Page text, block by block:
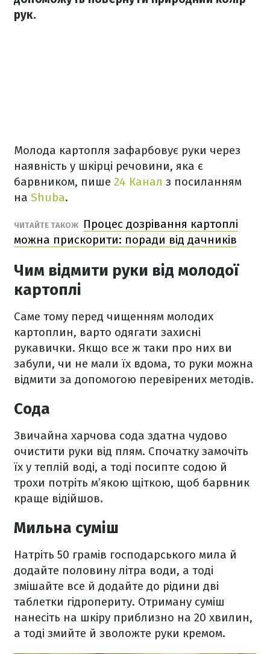
рук.
Молода картопля зафарбовує руки через
наявність у шкірці речовини, яка є
барвником, пише 24 Канал з посиланням
на Shuba.
ЧИТАЙТЕ ТАКОЖ
Процес дозрівання картоплі
можна прискорити: поради від дачників
Чим відмити руки від молодої
картоплі
Саме тому перед чищенням молодих
картоплин, варто одягати захисні
рукавички. Якщо все ж таки про них ви
забули, чи не мали їх вдома, то руки можна
відмити за допомогою перевірених методів.
Сода
Звичайна харчова сода здатна чудово
очистити руки від плям. Спочатку замочіть
їх у теплій воді, а тоді посипте содою й
трохи потріть м’якою щіткою, щоб барвник
краще відійшов.
Мильна суміш
Натріть 50 грамів господарського мила й
додайте половину літра води, а тоді
змішайте все й додайте до рідини дві
таблетки гідропериту. Отриману суміш
нанесіть на шкіру приблизно на 20 хвилин,
а тоді змийте й зволожте руки кремом.